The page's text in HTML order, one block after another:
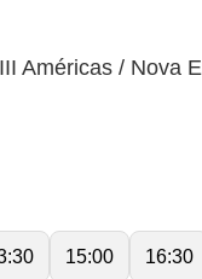
Américas / Nova
15:00 16:30